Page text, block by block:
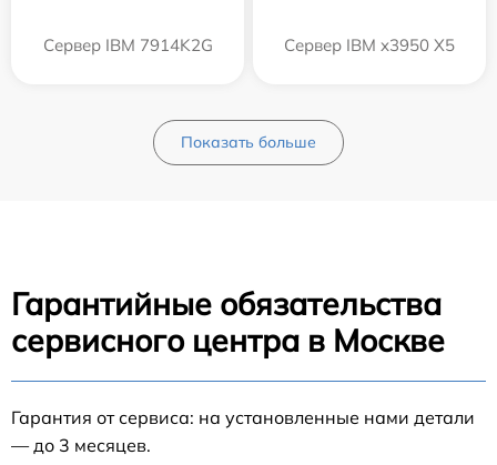
Сервер IBM 7914K2G Сервер IBM x3950 X5
Показать больше
Гарантийные обязательства
сервисного центра в Москве
Гарантия от сервиса: на установленные нами детали
— до 3 месяцев.